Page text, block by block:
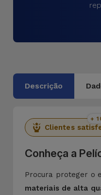
Descrição
Clientes
+
Conheça a
Procura proteger o
materiais de alta